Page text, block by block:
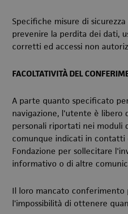
Specifiche misure di
prevenire la perdita dei dati,
corretti ed accessi non
FACOLTATIVITÀ DEL
A parte quanto specificato
navigazione, l'utente è libero
personali riportati nei moduli
comunque indicati in contatti
Fondazione per sollecitare
informativo o di altre
Il loro mancato conferimento
l'impossibilità di ottenere